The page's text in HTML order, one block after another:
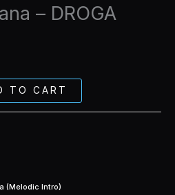
– DROGA
TO CART
(Melodic Intro)